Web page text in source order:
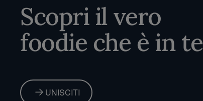
Scopri il vero
foodie che è in te
UNISCITI